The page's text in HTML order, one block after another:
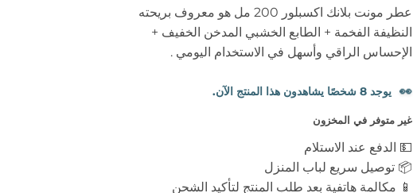
عطر مونت بلانك اكسبلور 200 مل هو معروف بريحته
النظيفة الفخمة + الطابع الخشبي المدخن الخفيف +
الإحساس الراقي وأسهل في الاستخدام اليومي .
👀 يوجد 8 شخصًا يشاهدون هذا المنتج الآن.
غير متوفر في المخزون
💵 الدفع عند الاستلام
📦 توصيل سريع لباب المنزل
📱 مكالمة هاتفية بعد طلب المنتج لتأكيد الشحن